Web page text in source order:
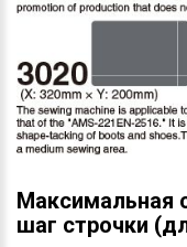
Максимальная
шаг строчки